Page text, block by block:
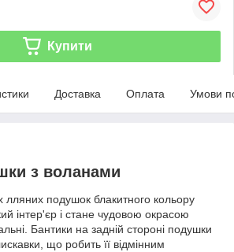
Купити
Доставка Оплата Умови
з воланами
лляних подушок блакитного кольору
інтер'єр і стане чудовою окрасою
Бантики на задній стороні подушки
що робить її відмінним